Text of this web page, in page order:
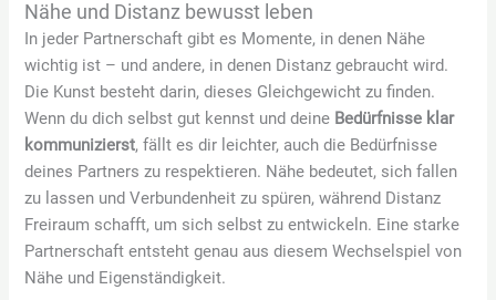
Nähe und Distanz bewusst leben
In jeder Partnerschaft gibt es Momente, in denen Nähe
wichtig ist – und andere, in denen Distanz gebraucht wird.
Die Kunst besteht darin, dieses Gleichgewicht zu finden.
Wenn du dich selbst gut kennst und deine Bedürfnisse klar
kommunizierst, fällt es dir leichter, auch die Bedürfnisse
deines Partners zu respektieren. Nähe bedeutet, sich fallen
zu lassen und Verbundenheit zu spüren, während Distanz
Freiraum schafft, um sich selbst zu entwickeln. Eine starke
Partnerschaft entsteht genau aus diesem Wechselspiel von
Nähe und Eigenständigkeit.